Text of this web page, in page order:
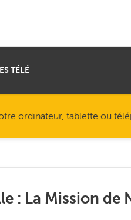
TÉLÉ
ordinateur, tablette ou
: La Mission de